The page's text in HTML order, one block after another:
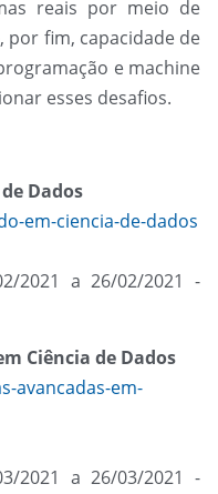
reais por meio de
por fim, capacidade de
e machine
esses desafios.
Dados
em-ciencia-de-dados
2021 a 26/02/2021 -
Ciência de Dados
avancadas-em-
2021 a 26/03/2021 -